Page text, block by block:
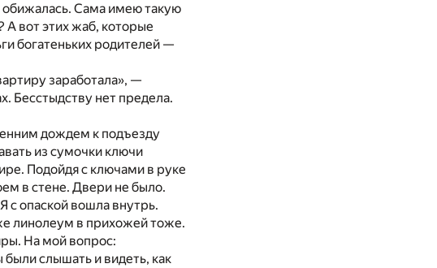
обижалась. Сама имею такую
А вот этих жаб, которые
богатеньких родителей —
заработала», —
Бесстыдству нет предела.
дождем к подъезду
из сумочки ключи
Подойдя с ключами в руке
в стене. Двери не было.
с опаской вошла внутрь.
линолеум в прихожей тоже.
На мой вопрос:
слышать и видеть, как